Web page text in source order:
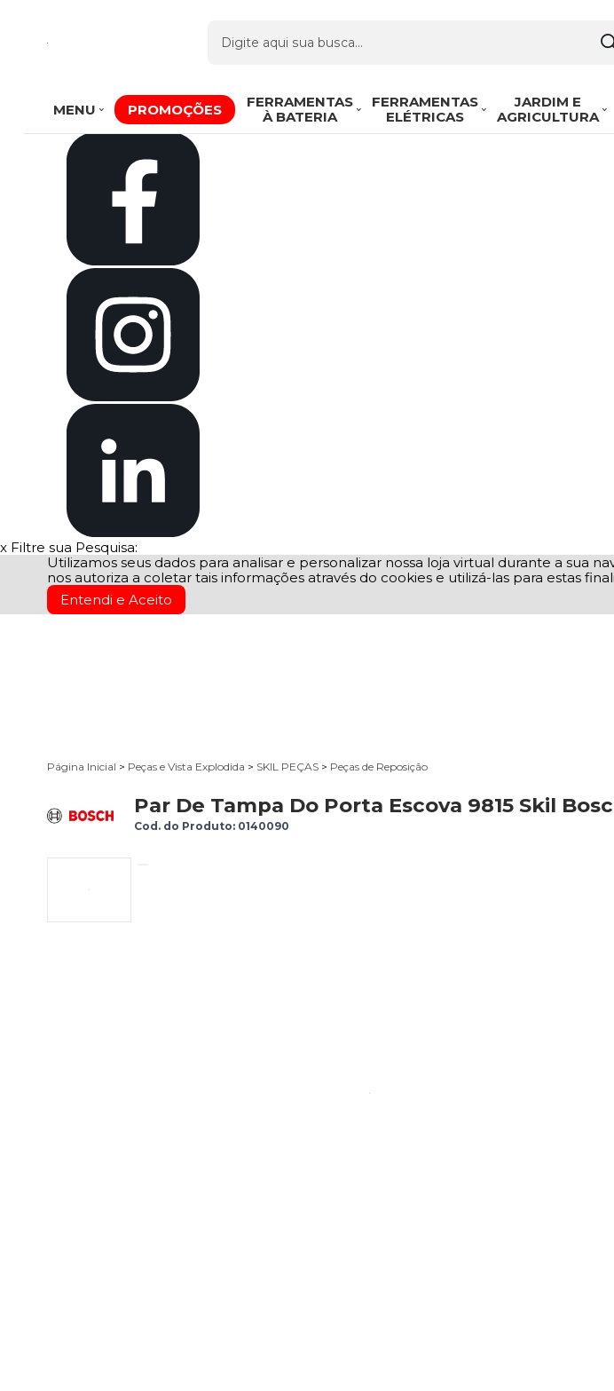
Favoritos
x Filtre sua Pesquisa:
Utilizamos seus dados para analisar e personalizar nossa loja virtual durante a sua
nos autoriza a coletar tais informações através do cookies e utilizá-las para estas
Entendi e Aceito
MENU PROMOÇÕES
FERRAMENTAS
À BATERIA
FERRAMENTAS
ELÉTRICAS
JARDIM E
AGRICULTURA
Página Inicial > Peças e Vista Explodida > SKIL PEÇAS > Peças de Reposição
Par De Tampa Do Porta Escova 9815 Skil
Cod. do Produto: 0140090